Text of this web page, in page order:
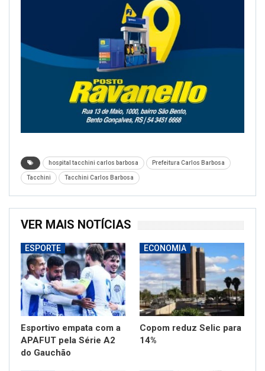
hospital tacchini carlos barbosa Prefeitura Carlos Barbosa
Tacchini Tacchini Carlos Barbosa
VER MAIS NOTÍCIAS
ESPORTE
Esportivo empata com a
APAFUT pela Série A2
do Gauchão
ECONOMIA
Copom reduz Selic para
14%